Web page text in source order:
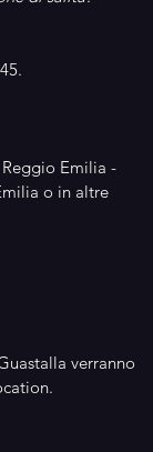
Emilia -
o in altre
verranno